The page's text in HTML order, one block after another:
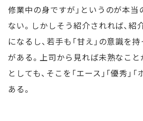
修業中の身ですが」というのが本
ない。しかしそう紹介されれば、紹
になるし、若手も「甘え」の意識を
がある。上司から見れば未熟なこ
としても、そこを「エース」「優秀」
ある。